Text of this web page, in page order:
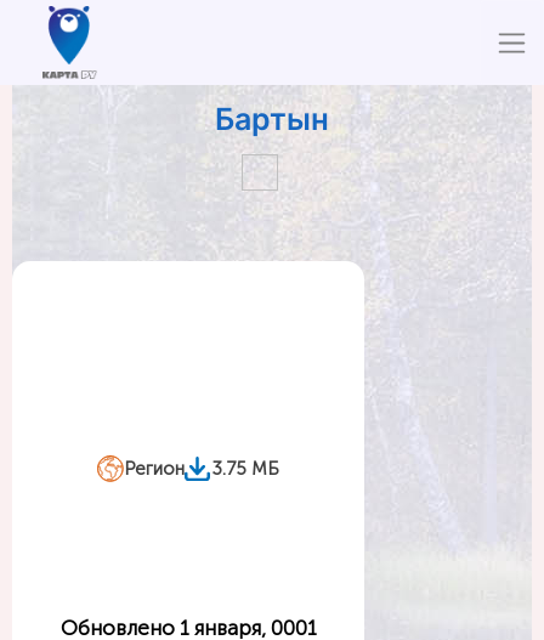
Бартын
Регион 3.75 МБ
Обновлено 1 января, 0001